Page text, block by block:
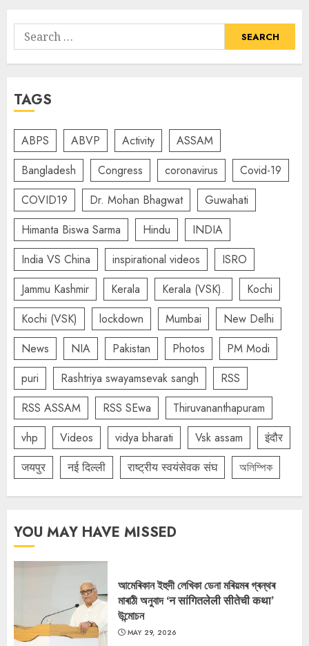
Search
for:
TAGS
ABPS ABVP Activity
ASSAM
Bangladesh
Congress coronavirus
Covid-19
COVID19
Dr. Mohan Bhagwat
Guwahati
Himanta Biswa Sarma
Hindu
INDIA
India VS China
inspirational videos
ISRO
Jammu Kashmir
Kerala Kerala (VSK).
Kochi
Kochi (VSK)
lockdown Mumbai
New Delhi
News
NIA Pakistan Photos
PM Modi
puri
Rashtriya swayamsevak sangh
RSS
RSS ASSAM
RSS SEwa
Thiruvananthapuram
vhp
Videos vidya bharati Vsk assam
इंदौर
जयपुर
नई दिल्ली राष्ट्रीय स्वयंसेवक संघ অলিম্পিক
YOU MAY HAVE MISSED
আমেৰিকান ইহুদী লেখিকা ডেনা মৰিয়মৰ গ্ৰন্থৰ
মাৰাঠী অনুবাদ ‘न सांगितलेली सीतेची कथा’
উন্মোচন
MAY 29, 2026